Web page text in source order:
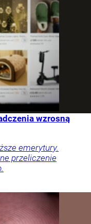
wzrosną
emerytury.
przeliczenie